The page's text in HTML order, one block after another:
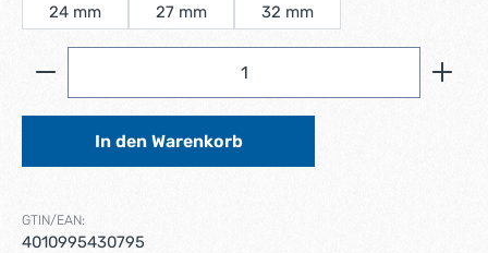
24 mm
27 mm 32 mm
Produkt Anzahl: Gib den gewünschten Wert ein
In den Warenkorb
GTIN/EAN:
4010995430795